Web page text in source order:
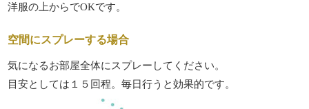
洋服の上からでOKです。
空間にスプレーする場合
気になるお部屋全体にスプレーしてください。
目安としては１５回程。毎日行うと効果的です。